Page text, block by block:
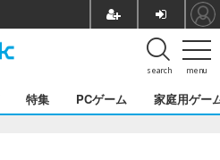
menu
search
特集 PCゲーム 家庭用ゲー